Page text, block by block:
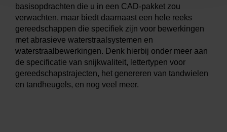
basisopdrachten die u in een CAD-pakket zou
verwachten, maar biedt daarnaast een hele reeks
gereedschappen die specifiek zijn voor bewerkingen
met abrasieve waterstraalsystemen en
waterstraalbewerkingen. Denk hierbij onder meer aan
de specificatie van snijkwaliteit, lettertypen voor
gereedschapstrajecten, het genereren van tandwielen
en tandheugels, en nog veel meer.